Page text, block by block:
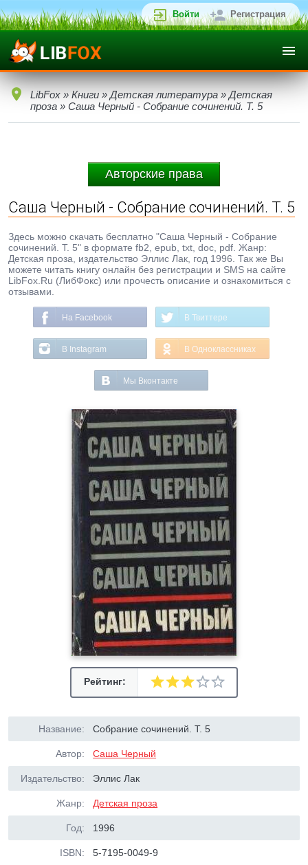
Войти Регистрация
LibFox » Книги » Детская литература » Детская
проза » Саша Черный - Собрание сочинений. Т. 5
Авторские права
Саша Черный - Собрание сочинений. Т. 5
Здесь можно скачать бесплатно "Саша Черный - Собрание
сочинений. Т. 5" в формате fb2, epub, txt, doc, pdf. Жанр:
Детская проза, издательство Эллис Лак, год 1996. Так же Вы
можете читать книгу онлайн без регистрации и SMS на сайте
LibFox.Ru (ЛибФокс) или прочесть описание и ознакомиться с
отзывами.
На Facebook В Твиттере
В Instagram В Одноклассниках
Мы Вконтакте
Рейтинг:
Название: Собрание сочинений. Т. 5
Автор: Саша Черный
Издательство: Эллис Лак
Жанр: Детская проза
Год: 1996
ISBN: 5-7195-0049-9